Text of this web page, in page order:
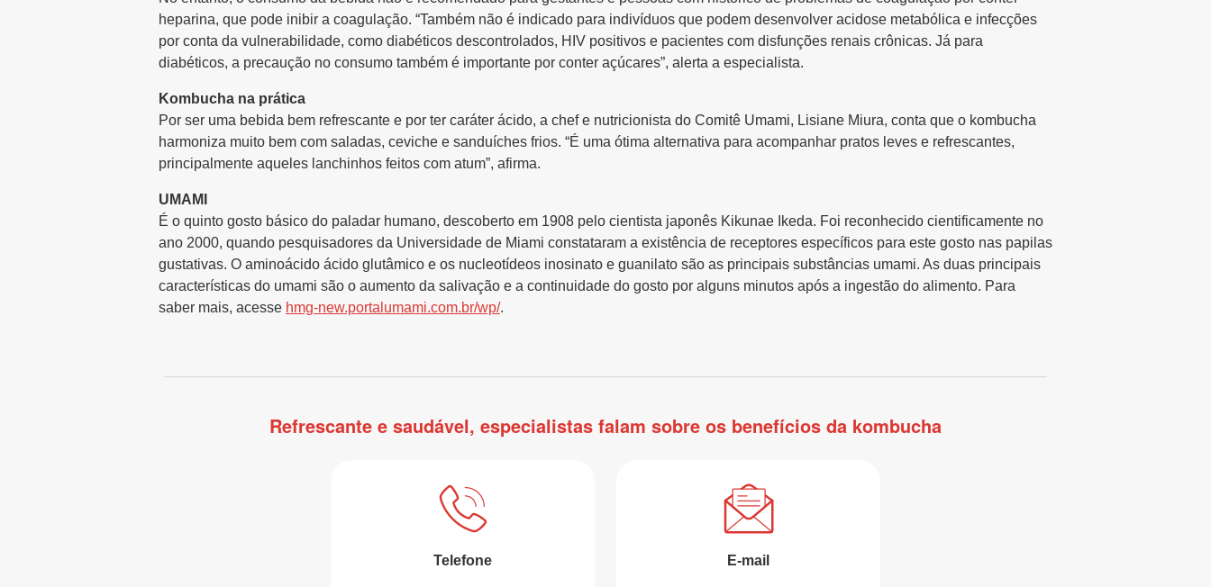
heparina, que pode inibir a coagulação. “Também não é indicado para indivíduos que podem desenvolver acidose metabólica e infecções
por conta da vulnerabilidade, como diabéticos descontrolados, HIV positivos e pacientes com disfunções renais crônicas. Já para
diabéticos, a precaução no consumo também é importante por conter açúcares”, alerta a especialista.
Kombucha na prática
Por ser uma bebida bem refrescante e por ter caráter ácido, a chef e nutricionista do Comitê Umami, Lisiane Miura, conta que o kombucha
harmoniza muito bem com saladas, ceviche e sanduíches frios. “É uma ótima alternativa para acompanhar pratos leves e refrescantes,
principalmente aqueles lanchinhos feitos com atum”, afirma.
UMAMI
É o quinto gosto básico do paladar humano, descoberto em 1908 pelo cientista japonês Kikunae Ikeda. Foi reconhecido cientificamente no
ano 2000, quando pesquisadores da Universidade de Miami constataram a existência de receptores específicos para este gosto nas papilas
gustativas. O aminoácido ácido glutâmico e os nucleotídeos inosinato e guanilato são as principais substâncias umami. As duas principais
características do umami são o aumento da salivação e a continuidade do gosto por alguns minutos após a ingestão do alimento. Para
saber mais, acesse hmg-new.portalumami.com.br/wp/.
Refrescante e saudável, especialistas falam sobre os benefícios da kombucha
Telefone E-mail